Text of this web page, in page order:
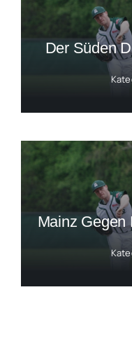
Der Süden
Mainz Gegen